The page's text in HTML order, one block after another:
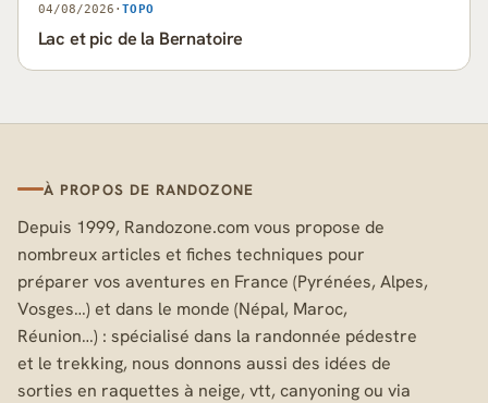
04/08/2026 · TOPO
Lac et pic de la Bernatoire
À PROPOS DE RANDOZONE
Depuis 1999, Randozone.com vous propose de
nombreux articles et fiches techniques pour
préparer vos aventures en France (Pyrénées, Alpes,
Vosges…) et dans le monde (Népal, Maroc,
Réunion…) : spécialisé dans la randonnée pédestre
et le trekking, nous donnons aussi des idées de
sorties en raquettes à neige, vtt, canyoning ou via